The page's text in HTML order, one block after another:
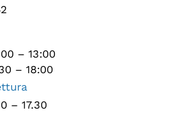
– 13:00
– 18:00
– 17.30